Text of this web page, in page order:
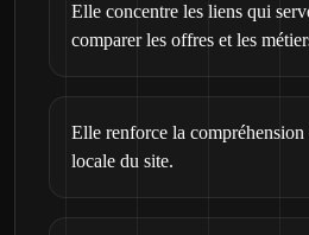
Elle concentre les liens qui
comparer les offres et les
Elle renforce la
locale du site.